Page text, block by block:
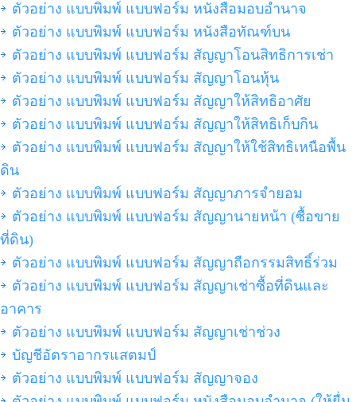
ตัวอย่าง แบบพิมพ์ แบบฟอร์ม หนังสือมอบอำนาจ
ตัวอย่าง แบบพิมพ์ แบบฟอร์ม หนังสือทัณฑ์บน
ตัวอย่าง แบบพิมพ์ แบบฟอร์ม สัญญาโอนสิทธิการเช่า
ตัวอย่าง แบบพิมพ์ แบบฟอร์ม สัญญาโอนหุ้น
ตัวอย่าง แบบพิมพ์ แบบฟอร์ม สัญญาให้สิทธิอาศัย
ตัวอย่าง แบบพิมพ์ แบบฟอร์ม สัญญาให้สิทธิเก็บกิน
ตัวอย่าง แบบพิมพ์ แบบฟอร์ม สัญญาให้ใช้สิทธิเหนือพื้น
ดิน
ตัวอย่าง แบบพิมพ์ แบบฟอร์ม สัญญาภารจำยอม
ตัวอย่าง แบบพิมพ์ แบบฟอร์ม สัญญานายหน้า (ซื้อขาย
ที่ดิน)
ตัวอย่าง แบบพิมพ์ แบบฟอร์ม สัญญาถือกรรมสิทธิ์ร่วม
ตัวอย่าง แบบพิมพ์ แบบฟอร์ม สัญญาเช่าซื้อที่ดินและ
อาคาร
ตัวอย่าง แบบพิมพ์ แบบฟอร์ม สัญญาเช่าช่วง
บัญชีอัตราอากรแสตมป์
ตัวอย่าง แบบพิมพ์ แบบฟอร์ม สัญญาจอง